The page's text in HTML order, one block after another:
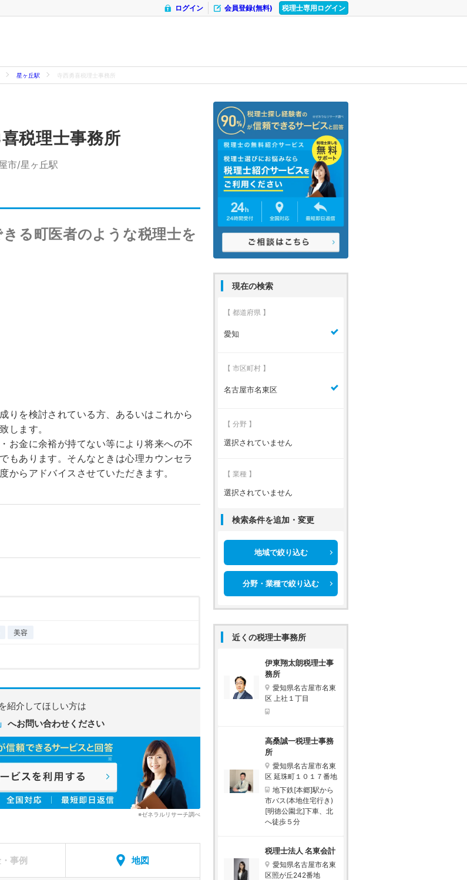
税理士専用ログイン
会員登録(無料)
ログイン
星ヶ丘駅 寺西勇喜税理士事務所
現在の検索
【 都道府県 】
愛知
【 市区町村 】
名古屋市名東区
【 分野 】
選択されていません
【 業種 】
選択されていません
検索条件を追加・変更
地域で絞り込む
分野・業種で絞り込む
近くの税理士事務所
伊東翔太朗税理士事
務所
愛知県名古屋市名東
区 上社１丁目
高桑誠一税理士事務
所
愛知県名古屋市名東
区 延珠町１０１７番地
地下鉄[本郷]駅から
市バス(本地住宅行き)
[明徳公園北]下車、北
へ徒歩５分
税理士法人 名東会計
愛知県名古屋市名東
区照が丘242番地
税理士事務所
市/星ヶ丘駅
る町医者のような税理士を
りを検討されている方、あるいはこれから
します。
お金に余裕が持てない等により将来への不
もあります。そんなときは心理カウンセラ
からアドバイスさせていただきます。
美容
を紹介してほしい方は
へお問い合わせください
※ゼネラルリサーチ調べ
事例 地図